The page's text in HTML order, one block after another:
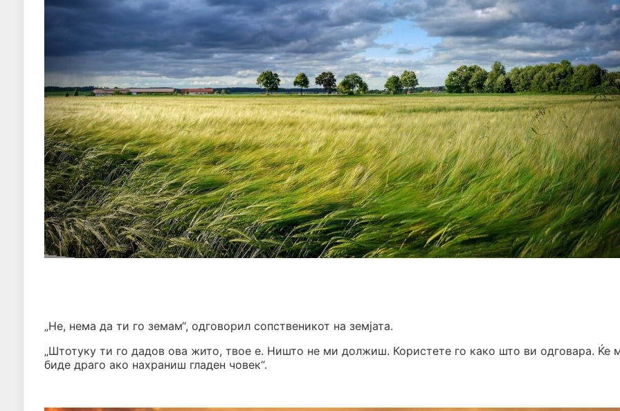
„Не, нема да ти го земам“, одговорил сопственикот на земјата.
„Штотуку ти го дадов ова жито, твое е. Ништо не ми должиш. Користете го како што ви одговара. Ќе
биде драго ако нахраниш гладен човек“.